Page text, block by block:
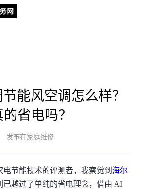
能风空调怎么样？
省电吗？
发布在家庭维修
电节能技术的评测者，我察觉到 海尔
已越过了单纯的省电理念，借由 AI